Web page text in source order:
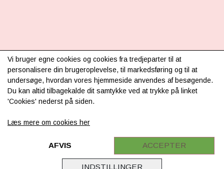
INFORMATION
Om os
Levering & betaling
Retur
Samarbejde
Virksomhedsoplysninger
Vi bruger egne cookies og cookies fra tredjeparter til at
personalisere din brugeroplevelse, til markedsføring og til at
undersøge, hvordan vores hjemmeside anvendes af besøgende.
Du kan altid tilbagekalde dit samtykke ved at trykke på linket
'Cookies' nederst på siden.
Læs mere om cookies her
INDSTILLINGER
AFVIS ACCEPTER